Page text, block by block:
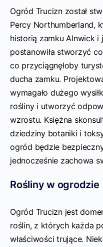
Ogród Trucizn został
Percy Northumberland,
historią zamku Alnwick i
postanowiła stworzyć
co przyciągnęłoby
ducha zamku.
wymagało dużego
rośliny i utworzyć
wzrostu. Księżna
dziedziny botaniki i
ogród będzie
jednocześnie zachowa
Rośliny w ogrodzie
Ogród Trucizn jest
roślin, z których każda
właściwości trujące.